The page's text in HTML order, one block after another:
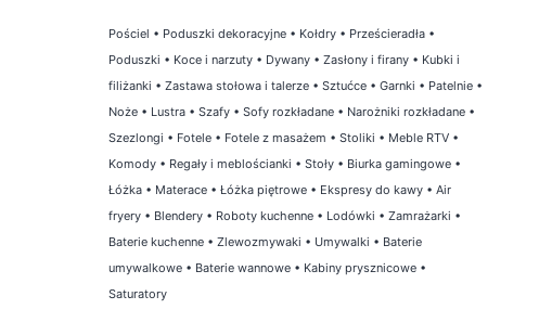
Pościel • Poduszki dekoracyjne • Kołdry • Prześcieradła •
Poduszki • Koce i narzuty • Dywany • Zasłony i firany • Kubki i
filiżanki • Zastawa stołowa i talerze • Sztućce • Garnki • Patelnie •
Noże • Lustra • Szafy • Sofy rozkładane • Narożniki rozkładane •
Szezlongi • Fotele • Fotele z masażem • Stoliki • Meble RTV •
Komody • Regały i meblościanki • Stoły • Biurka gamingowe •
Łóżka • Materace • Łóżka piętrowe • Ekspresy do kawy • Air
fryery • Blendery • Roboty kuchenne • Lodówki • Zamrażarki •
Baterie kuchenne • Zlewozmywaki • Umywalki • Baterie
umywalkowe • Baterie wannowe • Kabiny prysznicowe •
Saturatory